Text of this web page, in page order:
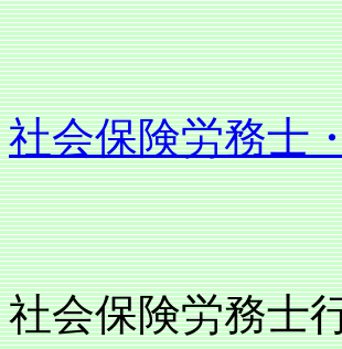
社会保険労務士
社会保険労務